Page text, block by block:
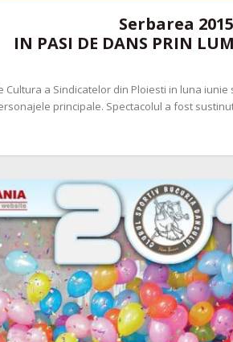
Serbarea 2015
IN PASI DE DANS PRIN
Cultura a Sindicatelor din Ploiesti in luna
principale. Spectacolul a fost